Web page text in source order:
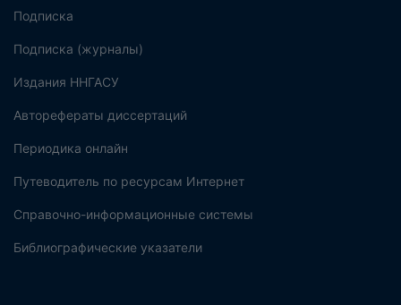
Подписка
Подписка (журналы)
Издания ННГАСУ
Авторефераты диссертаций
Периодика онлайн
Путеводитель по ресурсам Интернет
Справочно-информационные системы
Библиографические указатели